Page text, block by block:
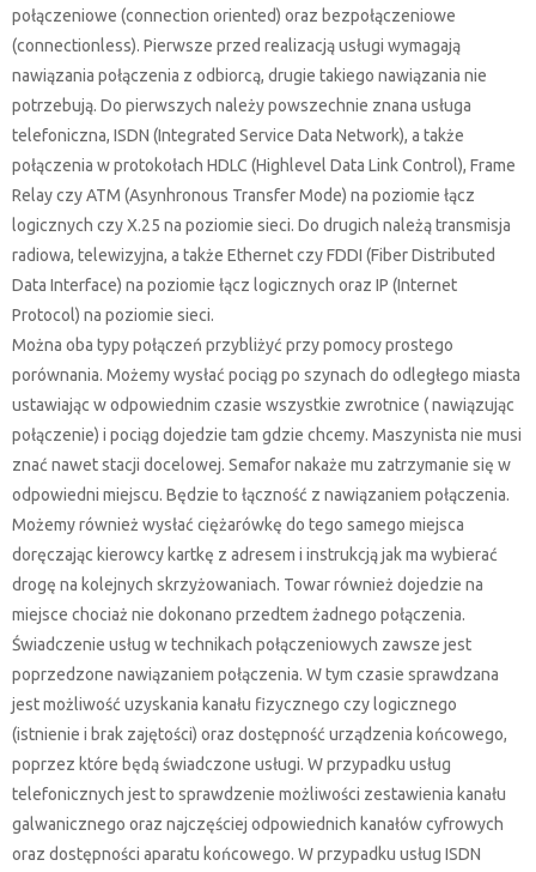
połączeniowe (connection oriented) oraz bezpołączeniowe
(connectionless). Pierwsze przed realizacją usługi wymagają
nawiązania połączenia z odbiorcą, drugie takiego nawiązania nie
potrzebują. Do pierwszych należy powszechnie znana usługa
telefoniczna, ISDN (Integrated Service Data Network), a także
połączenia w protokołach HDLC (Highlevel Data Link Control), Frame
Relay czy ATM (Asynhronous Transfer Mode) na poziomie łącz
logicznych czy X.25 na poziomie sieci. Do drugich należą transmisja
radiowa, telewizyjna, a także Ethernet czy FDDI (Fiber Distributed
Data Interface) na poziomie łącz logicznych oraz IP (Internet
Protocol) na poziomie sieci.
Można oba typy połączeń przybliżyć przy pomocy prostego
porównania. Możemy wysłać pociąg po szynach do odległego miasta
ustawiając w odpowiednim czasie wszystkie zwrotnice ( nawiązując
połączenie) i pociąg dojedzie tam gdzie chcemy. Maszynista nie musi
znać nawet stacji docelowej. Semafor nakaże mu zatrzymanie się w
odpowiedni miejscu. Będzie to łączność z nawiązaniem połączenia.
Możemy również wysłać ciężarówkę do tego samego miejsca
doręczając kierowcy kartkę z adresem i instrukcją jak ma wybierać
drogę na kolejnych skrzyżowaniach. Towar również dojedzie na
miejsce chociaż nie dokonano przedtem żadnego połączenia.
Świadczenie usług w technikach połączeniowych zawsze jest
poprzedzone nawiązaniem połączenia. W tym czasie sprawdzana
jest możliwość uzyskania kanału fizycznego czy logicznego
(istnienie i brak zajętości) oraz dostępność urządzenia końcowego,
poprzez które będą świadczone usługi. W przypadku usług
telefonicznych jest to sprawdzenie możliwości zestawienia kanału
galwanicznego oraz najczęściej odpowiednich kanałów cyfrowych
oraz dostępności aparatu końcowego. W przypadku usług ISDN